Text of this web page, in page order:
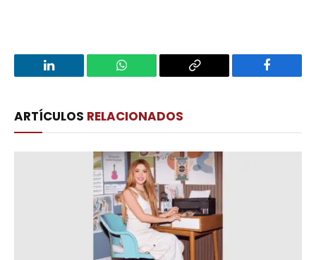
LinkedIn WhatsApp
Copy
Facebook
ARTÍCULOS RELACIONADOS